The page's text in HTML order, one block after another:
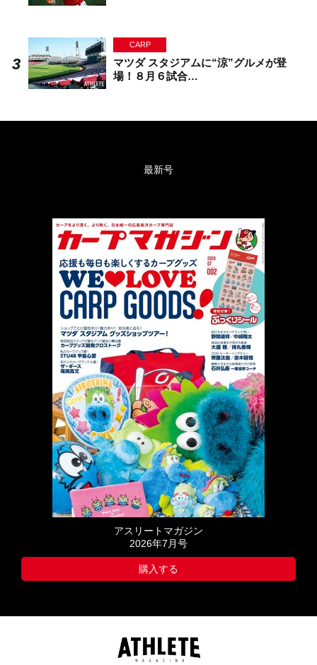
CARP
マツダ スタジアムに“涼”グルメが登
場！８月６試合…
最新号
アスリートマガジン
2026年7月号
購入する